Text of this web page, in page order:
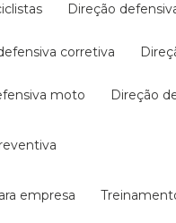
direção
corretiva
moto direção
empresa